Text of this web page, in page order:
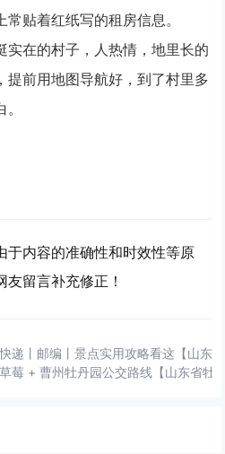
贴着红纸写的租房信息。
实在的村子，人热情，地里长的
提前用地图导航好，到了村里多
于内容的准确性和时效性等原
留言补充修正！
递丨邮编丨景点实用攻略看这【山东
莓 + 曹州牡丹园公交路线【山东省牡